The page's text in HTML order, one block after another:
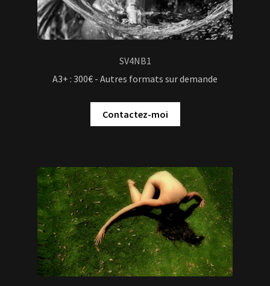
SV4NB1
A3+ : 300€ - Autres formats sur demande
Contactez-moi